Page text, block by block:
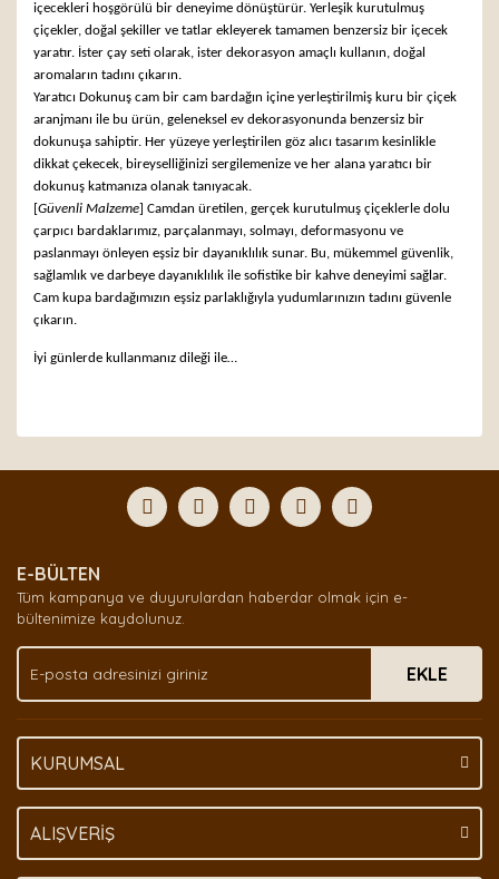
içecekleri hoşgörülü bir deneyime dönüştürür. Yerleşik kurutulmuş
çiçekler, doğal şekiller ve tatlar ekleyerek tamamen benzersiz bir içecek
yaratır. İster çay seti olarak, ister dekorasyon amaçlı kullanın, doğal
aromaların tadını çıkarın.
Yaratıcı Dokunuş cam bir cam bardağın içine yerleştirilmiş kuru bir çiçek
aranjmanı ile bu ürün, geleneksel ev dekorasyonunda benzersiz bir
dokunuşa sahiptir. Her yüzeye yerleştirilen göz alıcı tasarım kesinlikle
dikkat çekecek, bireyselliğinizi sergilemenize ve her alana yaratıcı bir
dokunuş katmanıza olanak tanıyacak.
Güvenli Malzeme ] Camdan üretilen, gerçek kurutulmuş çiçeklerle dolu
çarpıcı bardaklarımız, parçalanmayı, solmayı, deformasyonu ve
paslanmayı önleyen eşsiz bir dayanıklılık sunar. Bu, mükemmel güvenlik,
sağlamlık ve darbeye dayanıklılık ile sofistike bir kahve deneyimi sağlar.
Cam kupa bardağımızın eşsiz parlaklığıyla yudumlarınızın tadını güvenle
çıkarın.
İyi günlerde kullanmanız dileği ile…
Yorum Yaz
formunu kullanarak tarafımıza iletebilirsiniz.
Görüş ve önerileriniz için teşekkür ederiz.
Ürün açıklamasında eksik bilgiler bulunuyor.
Ürün bilgilerinde hatalar bulunuyor.
Bu ürüne benzer farklı alternatifler olmalı.
E-BÜLTEN
Tüm kampanya ve duyurulardan haberdar olmak için e-
bültenimize kaydolunuz.
EKLE
KURUMSAL
ALIŞVERİŞ